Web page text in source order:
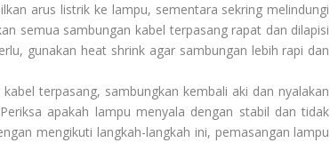
arus listrik ke lampu, sementara sekring melindungi
semua sambungan kabel terpasang rapat dan dilapisi
gunakan heat shrink agar sambungan lebih rapi dan
terpasang, sambungkan kembali aki dan nyalakan
apakah lampu menyala dengan stabil dan tidak
mengikuti langkah-langkah ini, pemasangan lampu